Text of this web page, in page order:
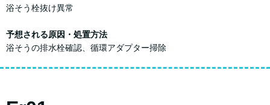
浴そう栓抜け異常
予想される原因・処置方法
浴そうの排水栓確認、循環アダプター掃除